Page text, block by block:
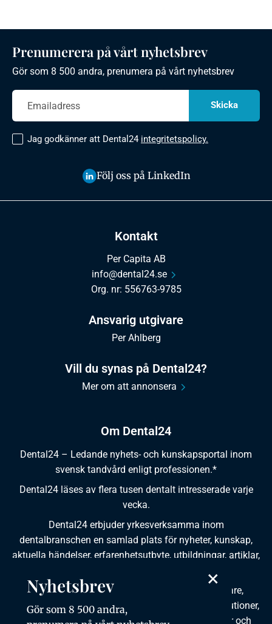
Om Dental24
Dental24 – Ledande nyhets- och kunskapsportal inom
svensk tandvård enligt professionen.*
Dental24 läses av flera tusen dentalt intresserade varje
vecka.
Dental24 erbjuder yrkesverksamma inom
dentalbranschen en samlad plats för nyheter, kunskap,
aktuella händelser, erfarenhetsutbyte, utbildningar, artiklar,
Dental24 produceras i samverkan med tandläkare,
tandhygienister, tandsköterskor, tandtekniker, institutioner,
kursgivare, föreningar, organisationer, leverantörer och
Kontakt
Per Capita AB
info@dental24.se
Org. nr: 556763-9785
Ansvarig utgivare
Per Ahlberg
Vill du synas på Dental24?
Mer om att annonsera
Prenumerera på vårt nyhetsbrev
Gör som 8 500 andra, prenumera på vårt nyhetsbrev
Jag godkänner att Dental24 integritetspolicy.
Följ oss på LinkedIn
×
Nyhetsbrev
Gör som 8 500 andra,